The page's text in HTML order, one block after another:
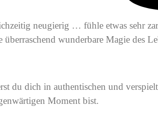
neugierig … fühle etwas sehr
wunderbare Magie des
du dich in authentischen und
Moment bist.